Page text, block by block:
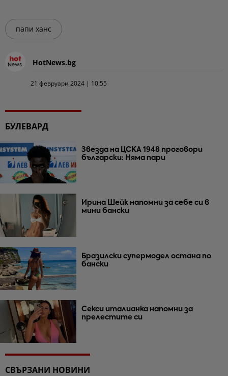
папи ханс
HotNews.bg
21 февруари 2024 | 10:55
БУЛЕВАРД
Звезда на ЦСКА 1948 проговори
български: Няма пари
Ирина Шейк напомни за себе си в
мини бански
Бразилски супермодел остана по
бански
Секси италианка напомни за
прелестите си
СВЪРЗАНИ НОВИНИ